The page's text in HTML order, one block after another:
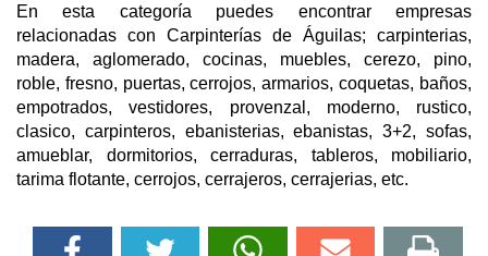
En esta categoría puedes encontrar empresas
relacionadas con Carpinterías de Águilas; carpinterias,
madera, aglomerado, cocinas, muebles, cerezo, pino,
roble, fresno, puertas, cerrojos, armarios, coquetas, baños,
empotrados, vestidores, provenzal, moderno, rustico,
clasico, carpinteros, ebanisterias, ebanistas, 3+2, sofas,
amueblar, dormitorios, cerraduras, tableros, mobiliario,
tarima flotante, cerrojos, cerrajeros, cerrajerias, etc.